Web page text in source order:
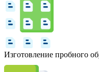
Изготовление пробного